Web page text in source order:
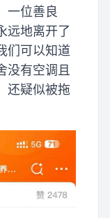
一位善良
远地离开了
们可以知道
没有空调且
还疑似被拖